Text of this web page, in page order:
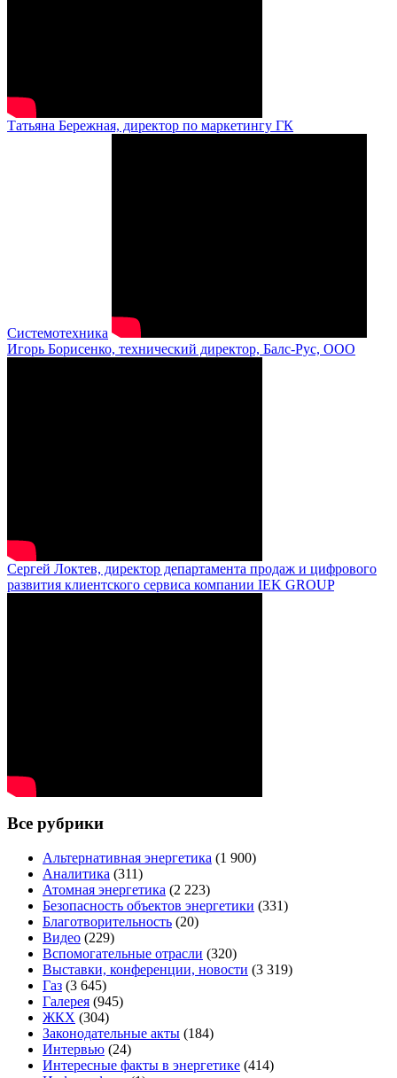
Татьяна Бережная, директор по маркетингу ГК
Системотехника
Игорь Борисенко, технический директор, Балс-Рус, ООО
Сергей Локтев, директор департамента продаж и цифрового
развития клиентского сервиса компании IEK GROUP
Все рубрики
Альтернативная энергетика (1 900)
Аналитика (311)
Атомная энергетика (2 223)
Безопасность объектов энергетики (331)
Благотворительность (20)
Видео (229)
Вспомогательные отрасли (320)
Выставки, конференции, новости (3 319)
Газ (3 645)
Галерея (945)
ЖКХ (304)
Законодательные акты (184)
Интервью (24)
Интересные факты в энергетике (414)